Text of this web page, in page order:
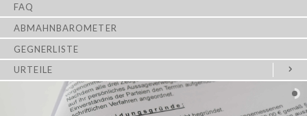
FAQ
ABMAHNBAROMETER
GEGNERLISTE
URTEILE